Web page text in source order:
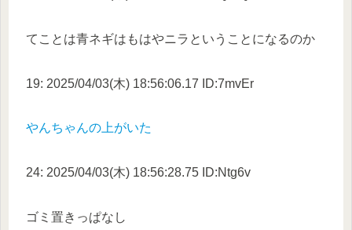
てことは青ネギはもはやニラということになるのか
19: 2025/04/03(木) 18:56:06.17 ID:7mvEr
やんちゃんの上がいた
24: 2025/04/03(木) 18:56:28.75 ID:Ntg6v
ゴミ置きっぱなし